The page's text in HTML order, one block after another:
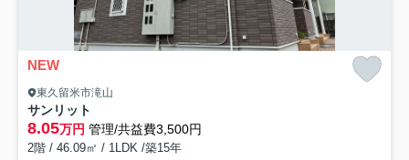
NEW
東久留米市滝山
サンリット
8.05万円 管理/共益費3,500円
2階 / 46.09㎡ / 1LDK /築15年